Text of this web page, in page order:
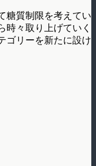
糖質制限を考えてい
時々取り上げていく
ゴリーを新たに設け